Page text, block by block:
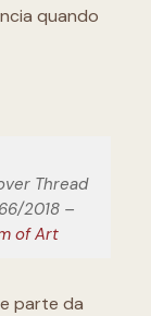
quando
Thread
2018 –
of Art
parte da